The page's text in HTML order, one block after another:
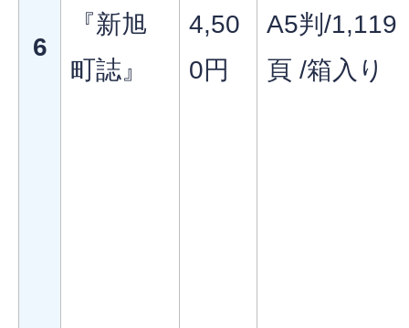
6
『新旭
町誌』
4,50
0円
A5判/1,119
頁 /箱入り